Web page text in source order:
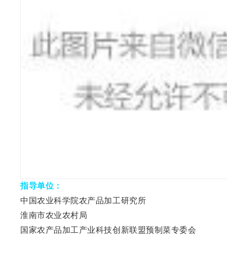
指导单位：
中国农业科学院农产品加工研究所
淮南市农业农村局
国家农产品加工产业科技创新联盟预制菜专委会